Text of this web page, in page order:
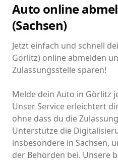
Auto online
(Sachsen)
Jetzt einfach und schnell
Görlitz) online abmelden
Zulassungsstelle sparen!
Melde dein Auto in Görlitz
Unser Service erleichtert
ohne dass du die
Unterstütze die
insbesondere in Sachsen,
der Behörden bei. Unsere